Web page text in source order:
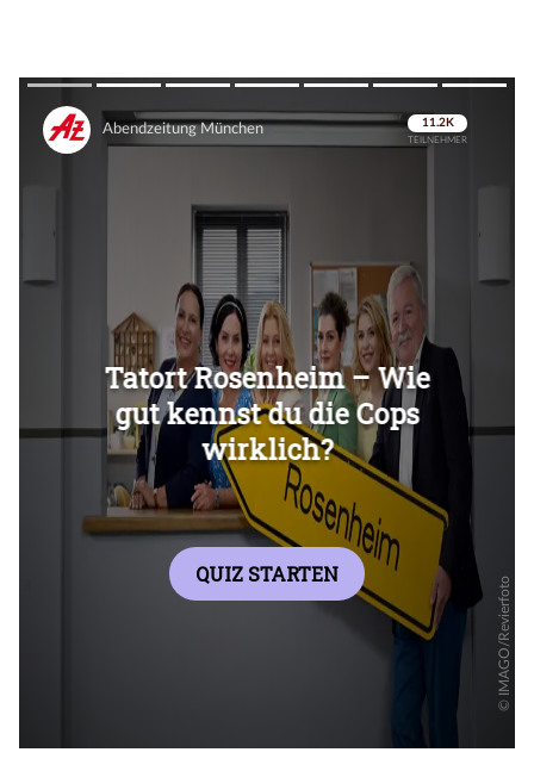
Überspringen
Überspringen